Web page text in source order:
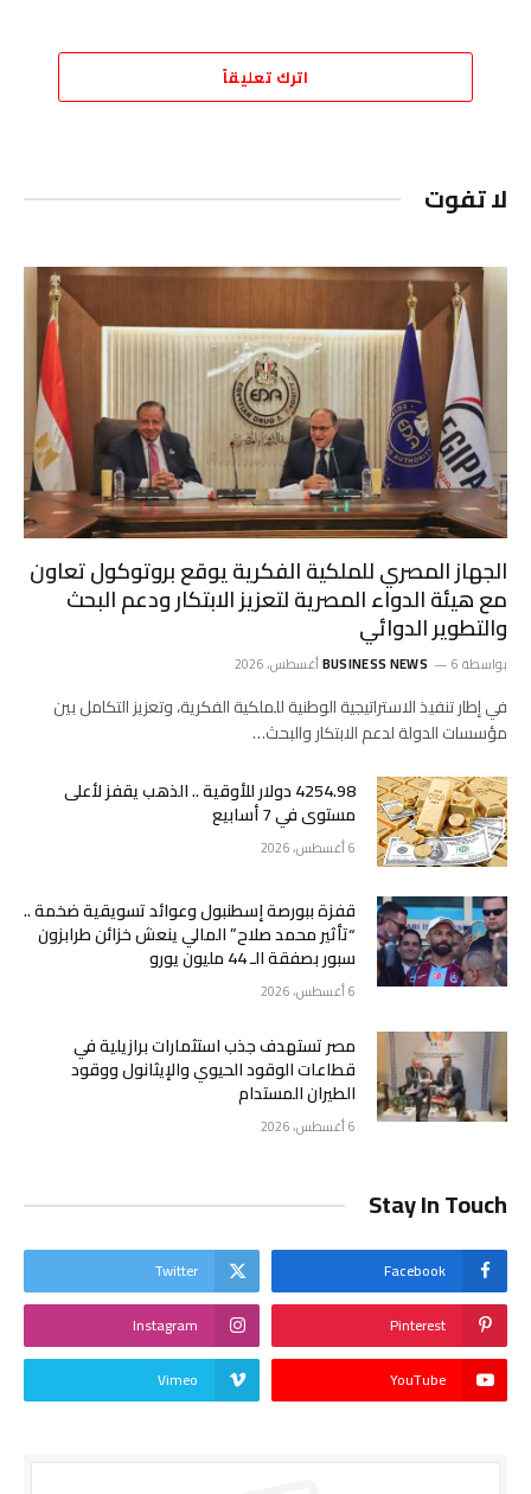
اترك تعليقاً
لا تفوت
الجهاز المصري للملكية الفكرية يوقع بروتوكول تعاون
مع هيئة الدواء المصرية لتعزيز الابتكار ودعم البحث
والتطوير الدوائي
بواسطة BUSINESS NEWS 6 أغسطس، 2026
في إطار تنفيذ الاستراتيجية الوطنية للملكية الفكرية، وتعزيز التكامل بين
مؤسسات الدولة لدعم الابتكار والبحث…
4254.98 دولار للأوقية .. الذهب يقفز لأعلى
مستوى في 7 أسابيع
6 أغسطس، 2026
قفزة ببورصة إسطنبول وعوائد تسويقية ضخمة ..
“تأثير محمد صلاح” المالي ينعش خزائن طرابزون
سبور بصفقة الـ 44 مليون يورو
6 أغسطس، 2026
مصر تستهدف جذب استثمارات برازيلية في
قطاعات الوقود الحيوي والإيثانول ووقود
الطيران المستدام
6 أغسطس، 2026
Stay In Touch
Facebook
Twitter
Pinterest
Instagram
YouTube
Vimeo